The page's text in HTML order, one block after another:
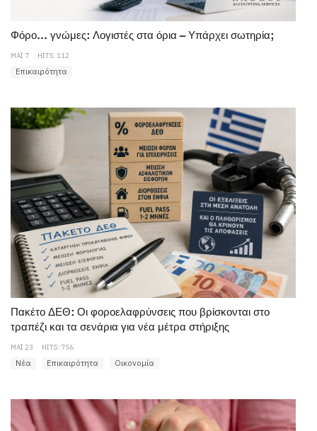
Φόρο… γνώμες: Λογιστές στα όρια – Υπάρχει σωτηρία;
ΜΆΙ 7 HITS: 112
Επικαιρότητα
Πακέτο ΔΕΘ: Οι φοροελαφρύνσεις που βρίσκονται στο
τραπέζι και τα σενάρια για νέα μέτρα στήριξης
ΜΆΙ 23 HITS: 756
Νέα Επικαιρότητα Οικονομία